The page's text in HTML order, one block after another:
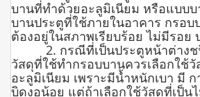
บานที่ทำด้วยอะลูมิเนียม หรือแบบ
บานประตูที่ใช้ภายในอาคาร กรอบ
ต้องอยู่ในสภาพเรียบร้อย ไม่มีรอย
2. กรณีที่เป็นประตูหน้าต่างช
วัสดุที่ใช้ทำกรอบบานควรเลือกใช้วั
อะลูมิเนียม เพราะมีน้ำหนักเบา มี
บิดงอน้อย แต่ถ้าเลือกใช้วัสดุที่เป็น